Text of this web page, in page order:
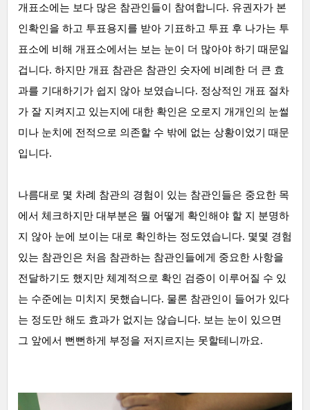
개표소에는 보다 많은 참관인들이 참여합니다. 유권자가 본
인확인을 하고 투표용지를 받아 기표하고 투표 후 나가는 투
표소에 비해 개표소에서는 보는 눈이 더 많아야 하기 때문일
겁니다. 하지만 개표 참관은 참관인 숫자에 비례한 더 큰 효
과를 기대하기가 쉽지 않아 보였습니다. 정상적인 개표 절차
가 잘 지켜지고 있는지에 대한 확인은 오로지 개개인의 눈썰
미나 눈치에 전적으로 의존할 수 밖에 없는 상황이었기 때문
입니다.
나름대로 몇 차례 참관의 경험이 있는 참관인들은 중요한 목
에서 체크하지만 대부분은 뭘 어떻게 확인해야 할 지 분명하
지 않아 눈에 보이는 대로 확인하는 정도였습니다. 몇몇 경험
있는 참관인은 처음 참관하는 참관인들에게 중요한 사항을
전달하기도 했지만 체계적으로 확인 검증이 이루어질 수 있
는 수준에는 미치지 못했습니다. 물론 참관인이 들어가 있다
는 정도만 해도 효과가 없지는 않습니다. 보는 눈이 있으면
그 앞에서 뻔뻔하게 부정을 저지르지는 못할테니까요.